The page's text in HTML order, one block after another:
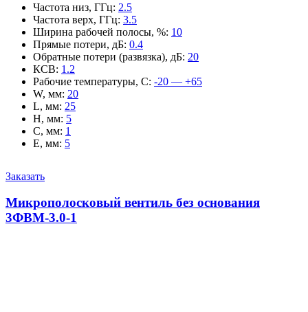
Частота низ, ГГц: 2.5
Частота верх, ГГц: 3.5
Ширина рабочей полосы, %: 10
Прямые потери, дБ: 0.4
Обратные потери (развязка), дБ: 20
КСВ: 1.2
Рабочие температуры, С: -20 — +65
W, мм: 20
L, мм: 25
H, мм: 5
C, мм: 1
E, мм: 5
Заказать
Микрополосковый вентиль без основания
3ФВМ-3.0-1